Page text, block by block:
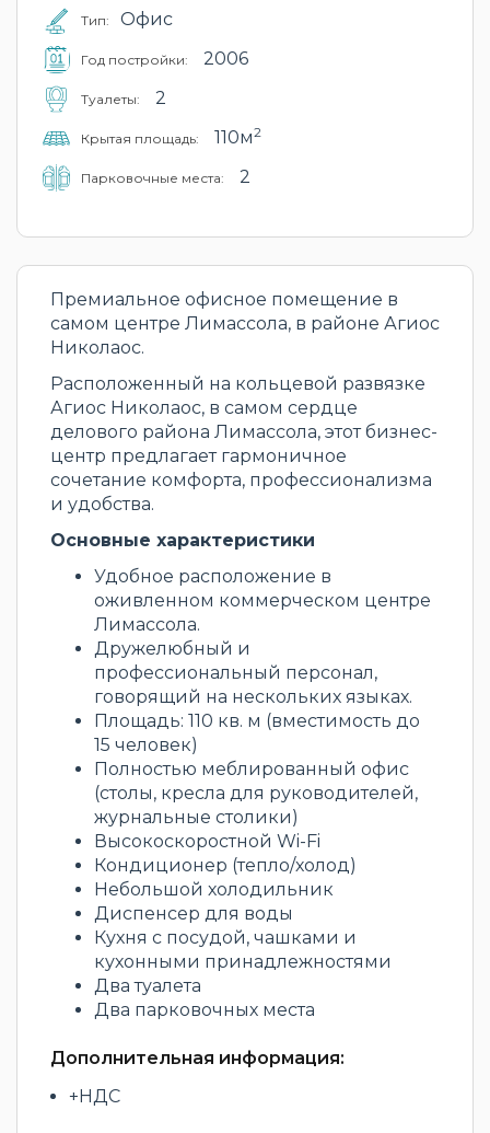
Тип: Офис
Год постройки: 2006
Туалеты: 2
Крытая площадь: 110м2
Парковочные места: 2
Премиальное офисное помещение в
самом центре Лимассола, в районе Агиос
Николаос.
Расположенный на кольцевой развязке
Агиос Николаос, в самом сердце
делового района Лимассола, этот бизнес-
центр предлагает гармоничное
сочетание комфорта, профессионализма
и удобства.
Основные характеристики
Удобное расположение в
оживленном коммерческом центре
Лимассола.
Дружелюбный и
профессиональный персонал,
говорящий на нескольких языках.
Площадь: 110 кв. м (вместимость до
15 человек)
Полностью меблированный офис
(столы, кресла для руководителей,
журнальные столики)
Высокоскоростной Wi-Fi
Кондиционер (тепло/холод)
Небольшой холодильник
Диспенсер для воды
Кухня с посудой, чашками и
кухонными принадлежностями
Два туалета
Два парковочных места
Дополнительная информация:
+НДС